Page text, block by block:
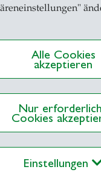
Alle Cookies
akzeptieren
Nur
Cookies
Einstellungen